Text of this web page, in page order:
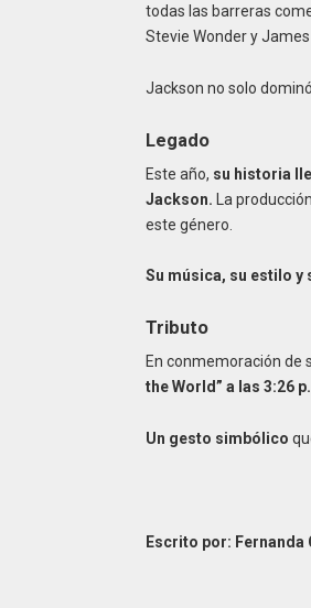
todas las barreras
Stevie Wonder y
Jackson no solo
Legado
Este año, su historia
Jackson. La
este género.
Su música, su estilo
Tributo
En conmemoración de
the World” a las 3:26
Un gesto simbólico
Escrito por: Fernanda